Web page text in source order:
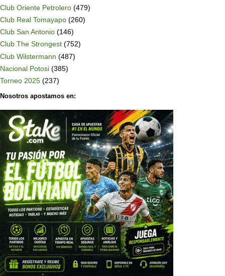
Club Oriente Petrolero (479)
Club Real Tomayapo (260)
Club San Antonio (146)
Club The Strongest (752)
Club Wilstermann (487)
Nacional Potosi (385)
Torneo 2025 (237)
Nosotros apostamos en: